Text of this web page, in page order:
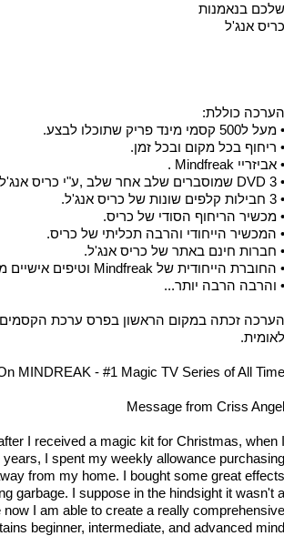
שלכם בנאמנות
כריס אנג'ל
הערכה כוללת:
• מעל ל500 קסמי מינד פריק שתוכלו לבצע.
• ריחוף בכל מקום ובכל זמן.
• אביזריי Mindfreak .
• 3 DVD שמוסברים שלב אחר שלב ,ע"י כריס אנג'ל.
• 3 חבילות קלפים שונות של כריס אנג'ל.
• מכשיר הריחוף הסודי של כריס.
• המכשיר הייחודי והרבה תכליתי של כריס.
• חברות חינם באתר של כריס אנג'ל.
• החוברת הייחודית של Mindfreak וטיפים אישיים מכריס.
• והרבה הרבה יותר...
הערכה זכתה במקום הראשון בפרס ערכת
לאומית.
MINDREAK - #1 Magic TV Series of All Time
Message from Criss Angel
I received a magic kit for Christmas, when I
I spent my weekly allowance purchasing
from my home. I bought some great effects
garbage. I suppose in the hindsight it wasn't a
I am able to create a really comprehensive
beginner, intermediate, and advanced mind